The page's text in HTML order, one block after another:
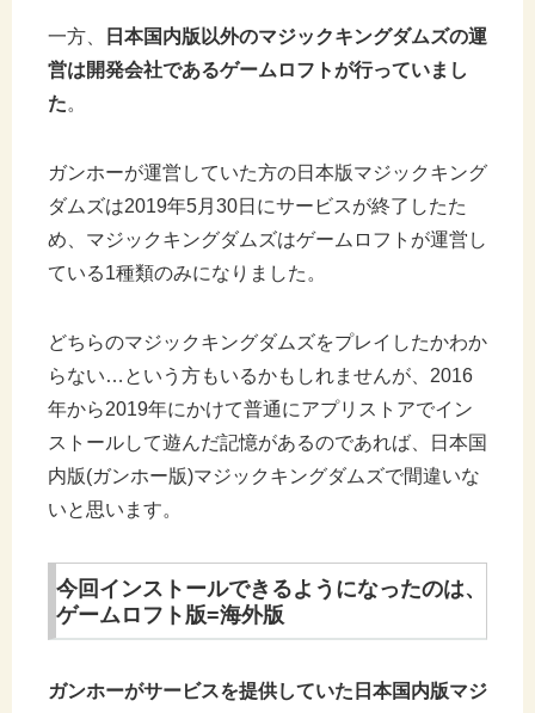
一方、
日本国内版以外のマジックキングダムズの運
営は開発会社であるゲームロフトが行っていまし
た。
ガンホーが運営していた方の日本版マジックキング
ダムズは2019年5月30日にサービスが終了したた
め、マジックキングダムズはゲームロフトが運営し
ている1種類のみになりました。
どちらのマジックキングダムズをプレイしたかわか
らない…という方もいるかもしれませんが、2016
年から2019年にかけて普通にアプリストアでイン
ストールして遊んだ記憶があるのであれば、日本国
内版(ガンホー版)マジックキングダムズで間違いな
いと思います。
今回インストールできるようになったのは、
ゲームロフト版=海外版
ガンホーがサービスを提供していた日本国内版マジ